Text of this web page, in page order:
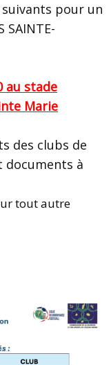
pour un
SAINTE-
au stade
Marie
des clubs de
à
tout autre